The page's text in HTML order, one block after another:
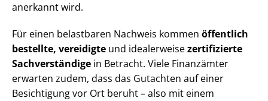
anerkannt wird.
Für einen belastbaren Nachweis kommen öffentlich
bestellte, vereidigte und idealerweisezertifizierte
Sachverständige in Betracht. Viele Finanzämter
erwarten zudem, dass das Gutachten auf einer
Besichtigung vor Ort beruht – also mit einem